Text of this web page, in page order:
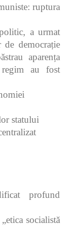
ruptura
a urmat
de democrație
aparența
au fost
statului
profund
socialistă